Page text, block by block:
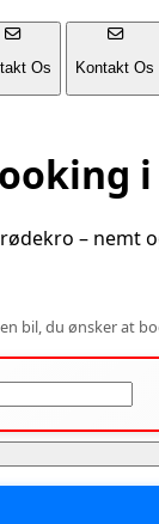
Os Kontakt Os
i
rødekro – nemt
bil, du ønsker at